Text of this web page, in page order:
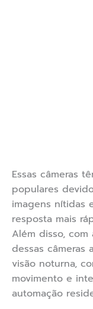
Essas câmeras
populares
imagens nítidas
resposta mais
Além disso,
dessas câmeras
visão noturna,
movimento e
automação